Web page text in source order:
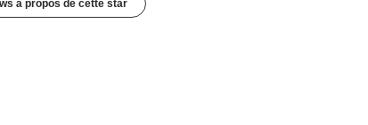
à propos de cette star